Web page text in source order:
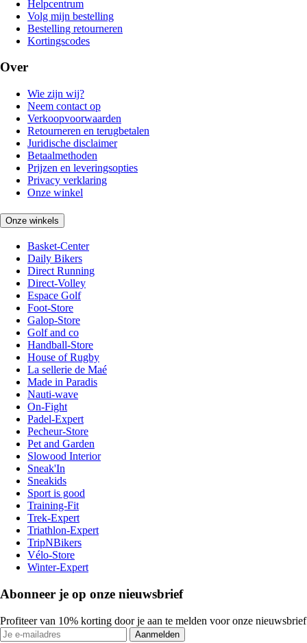
Helpcentrum
Volg mijn bestelling
Bestelling retourneren
Kortingscodes
Over
Wie zijn wij?
Neem contact op
Verkoopvoorwaarden
Retourneren en terugbetalen
Juridische disclaimer
Betaalmethoden
Prijzen en leveringsopties
Privacy verklaring
Onze winkel
Onze winkels
Basket-Center
Daily Bikers
Direct Running
Direct-Volley
Espace Golf
Foot-Store
Galop-Store
Golf and co
Handball-Store
House of Rugby
La sellerie de Maé
Made in Paradis
Nauti-wave
On-Fight
Padel-Expert
Pecheur-Store
Pet and Garden
Slowood Interior
Sneak'In
Sneakids
Sport is good
Training-Fit
Trek-Expert
Triathlon-Expert
TripNBikers
Vélo-Store
Winter-Expert
Abonneer je op onze nieuwsbrief
Profiteer van 10% korting door je aan te melden voor onze nieuwsbrief
Aanmelden